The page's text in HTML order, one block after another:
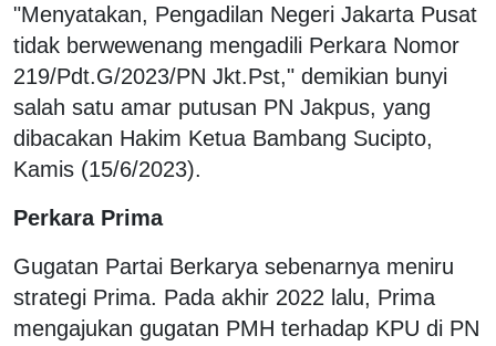
"Menyatakan, Pengadilan Negeri Jakarta Pusat
tidak berwewenang mengadili Perkara Nomor
219/Pdt.G/2023/PN Jkt.Pst," demikian bunyi
salah satu amar putusan PN Jakpus, yang
dibacakan Hakim Ketua Bambang Sucipto,
Kamis (15/6/2023).
Perkara Prima
Gugatan Partai Berkarya sebenarnya meniru
strategi Prima. Pada akhir 2022 lalu, Prima
mengajukan gugatan PMH terhadap KPU di PN